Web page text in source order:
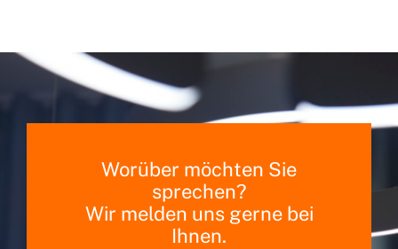
Worüber möchten Sie
sprechen?
Wir melden uns gerne bei
Ihnen.